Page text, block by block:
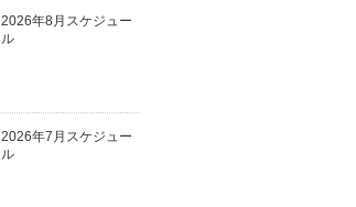
2026年8月スケジュー
ル
2026年7月スケジュー
ル